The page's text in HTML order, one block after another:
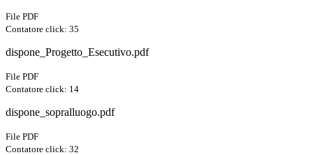
File PDF
Contatore click: 35
dispone_Progetto_Esecutivo.pdf
File PDF
Contatore click: 14
dispone_sopralluogo.pdf
File PDF
Contatore click: 32